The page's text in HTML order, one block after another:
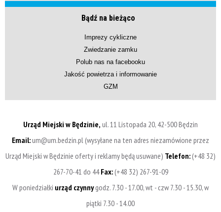
Bądź na bieżąco
Imprezy cykliczne
Zwiedzanie zamku
Polub nas na facebooku
Jakość powietrza i informowanie
GZM
Urząd Miejski w Będzinie, ul. 11 Listopada 20, 42-500 Będzin
Email:um@um.bedzin.pl (wysyłane na ten adres niezamówione przez
Urząd Miejski w Będzinie oferty i reklamy będą usuwane) Telefon:(+48 32)
267-70-41 do 44Fax:(+48 32) 267-91-09
W poniedziałki urząd czynnygodz. 7.30 - 17.00, wt - czw 7.30 - 15.30, w
piątki 7.30 - 14.00